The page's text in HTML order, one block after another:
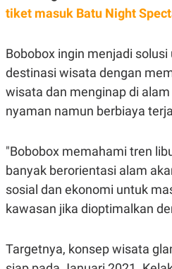
A
A
T
A
G
K
N
N
T
V
L
P
S
JARINGAN
O
N
R
E
tiket masuk Batu Night
Bobobox ingin menjadi
destinasi wisata dengan
wisata dan menginap di
nyaman namun berbiaya
"Bobobox memahami tren
banyak berorientasi alam
sosial dan ekonomi untuk
kawasan jika dioptimalkan
Targetnya, konsep wisata